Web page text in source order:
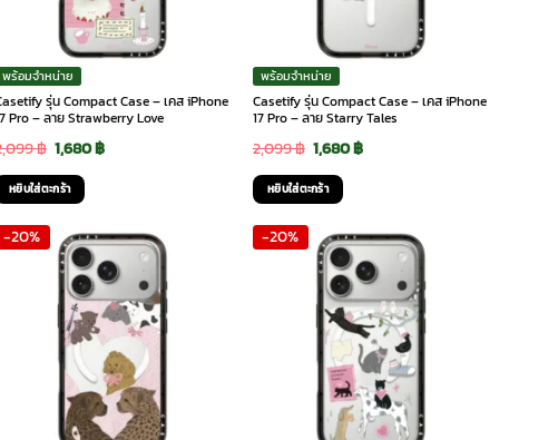
พร้อมจำหน่าย
รุ่น Compact Case – เคส iPhone
Pro – ลาย Strawberry Love
฿ Original
price
was:
2,099 ฿.
1,680฿Current
1,680 ฿.
หยิบใส่ตะกร้า
พร้อมจำหน่าย
Casetify รุ่น Compact Case – เคส iPhone
17 Pro – ลาย Starry Tales
2,099฿ Original
price
was:
2,099 ฿.
1,680฿Current
1,680 ฿.
หยิบใส่ตะกร้า
-20% -20%